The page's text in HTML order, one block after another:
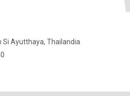
Si Ayutthaya, Thailandia